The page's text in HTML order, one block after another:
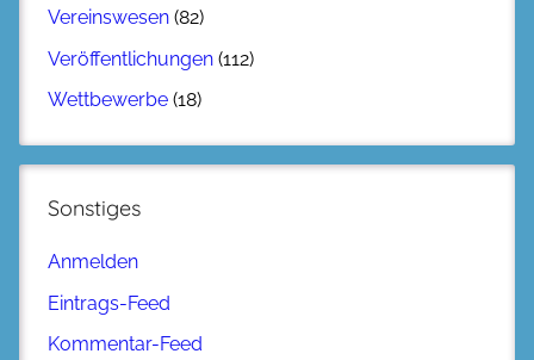
Vereinswesen (82)
Veröffentlichungen (112)
Wettbewerbe (18)
Sonstiges
Anmelden
Eintrags-Feed
Kommentar-Feed